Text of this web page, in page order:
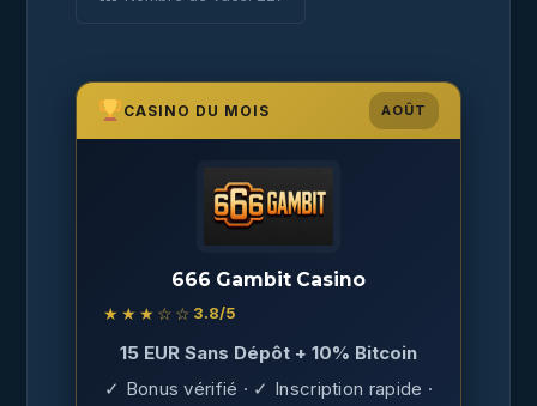
CASINO DU MOIS AOÛT
666 Gambit Casino
★★★☆☆ 3.8/5
15 EUR Sans Dépôt + 10% Bitcoin
✓ Bonus vérifié · ✓ Inscription rapide ·